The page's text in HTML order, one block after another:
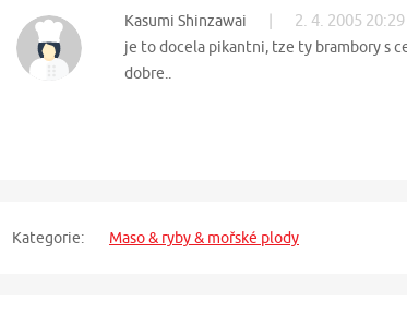
Kasumi Shinzawai 2. 4. 2005 20:29
je to docela pikantni, tze ty brambory s
dobre..
Kategorie: Maso & ryby & mořské plody